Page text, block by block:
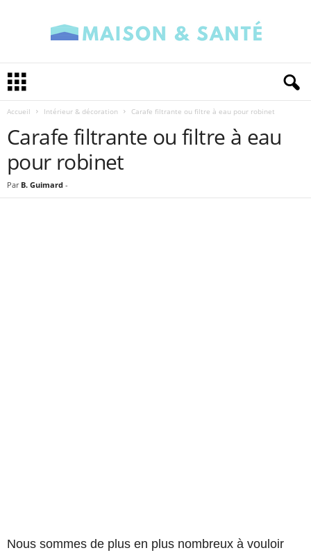
i
a
Accueil Intérieur & décoration Carafe filtrante ou filtre à eau pour robinet
Carafe filtrante ou filtre à eau
pour robinet
Par B. Guimard -
Nous sommes de plus en plus nombreux à vouloir